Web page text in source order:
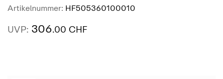
Artikelnummer: HF505360100010
UVP: 306.00 CHF